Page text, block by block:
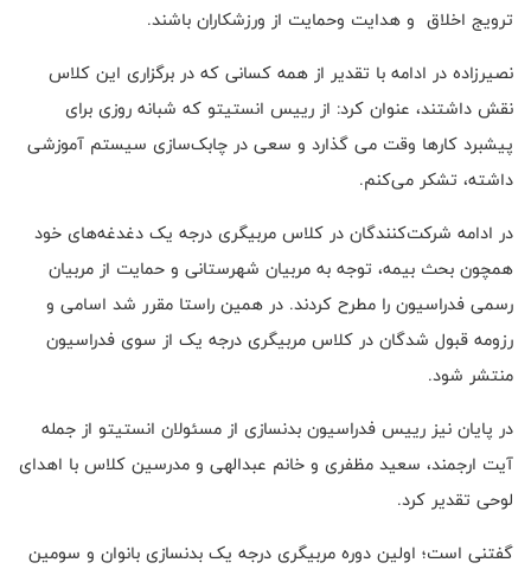
ترویج اخلاق و هدایت وحمایت از ورزشکاران باشند.
نصیرزاده در ادامه با تقدیر از همه کسانی که در برگزاری این کلاس
نقش داشتند، عنوان کرد: از رییس انستیتو که شبانه روزی برای
پیشبرد کارها وقت می گذارد و سعی در چابک‌سازی سیستم آموزشی
داشته،‌ تشکر می‌کنم.
در ادامه شرکت‌کنندگان در کلاس مربیگری درجه یک دغدغه‌های خود
همچون بحث بیمه، توجه به مربیان شهرستانی و حمایت از مربیان
رسمی فدراسیون را مطرح کردند. در همین راستا مقرر شد اسامی و
رزومه قبول شدگان در کلاس مربیگری درجه یک از سوی فدراسیون
منتشر شود.
در پایان نیز رییس فدراسیون بدنسازی از مسئولان انستیتو از جمله
آیت ارجمند، سعید مظفری و خانم عبدالهی و مدرسین کلاس با اهدای
لوحی تقدیر کرد.
گفتنی است؛ اولین دوره مربیگری درجه یک بدنسازی بانوان و سومین